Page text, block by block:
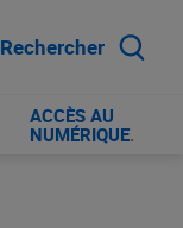
Rechercher
ACCÈS AU
NUMÉRIQUE.